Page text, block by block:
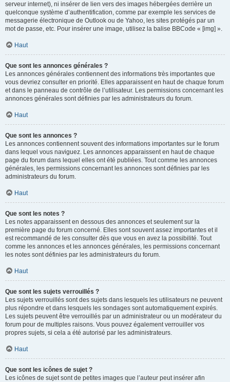
serveur internet), ni insérer de lien vers des images hébergées derrière un
quelconque système d’authentification, comme par exemple les services de
messagerie électronique de Outlook ou de Yahoo, les sites protégés par un
mot de passe, etc. Pour insérer une image, utilisez la balise BBCode « [img] ».
Haut
Que sont les annonces générales ?
Les annonces générales contiennent des informations très importantes que
vous devriez consulter en priorité. Elles apparaissent en haut de chaque forum
et dans le panneau de contrôle de l’utilisateur. Les permissions concernant les
annonces générales sont définies par les administrateurs du forum.
Haut
Que sont les annonces ?
Les annonces contiennent souvent des informations importantes sur le forum
dans lequel vous naviguez. Les annonces apparaissent en haut de chaque
page du forum dans lequel elles ont été publiées. Tout comme les annonces
générales, les permissions concernant les annonces sont définies par les
administrateurs du forum.
Haut
Que sont les notes ?
Les notes apparaissent en dessous des annonces et seulement sur la
première page du forum concerné. Elles sont souvent assez importantes et il
est recommandé de les consulter dès que vous en avez la possibilité. Tout
comme les annonces et les annonces générales, les permissions concernant
les notes sont définies par les administrateurs du forum.
Haut
Que sont les sujets verrouillés ?
Les sujets verrouillés sont des sujets dans lesquels les utilisateurs ne peuvent
plus répondre et dans lesquels les sondages sont automatiquement expirés.
Les sujets peuvent être verrouillés par un administrateur ou un modérateur du
forum pour de multiples raisons. Vous pouvez également verrouiller vos
propres sujets, si cela a été autorisé par les administrateurs.
Haut
Que sont les icônes de sujet ?
Les icônes de sujet sont de petites images que l’auteur peut insérer afin